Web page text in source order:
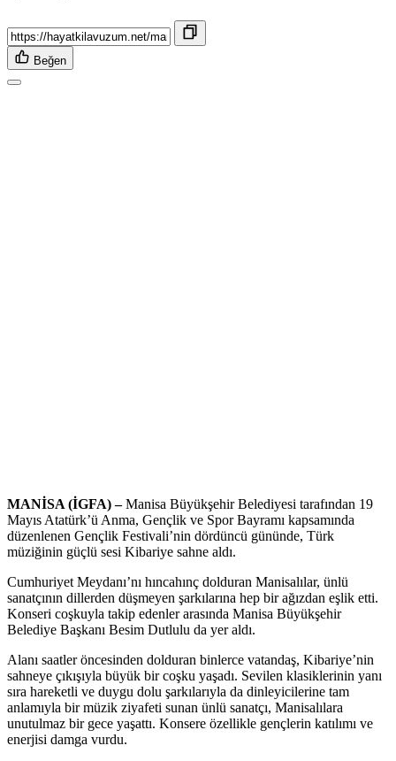
Beğen
MANİSA (İGFA) –Manisa Büyükşehir Belediyesi tarafından 19
Mayıs Atatürk’ü Anma, Gençlik ve Spor Bayramı kapsamında
düzenlenen Gençlik Festivali’nin dördüncü gününde, Türk
müziğinin güçlü sesi Kibariye sahne aldı.
Cumhuriyet Meydanı’nı hıncahınç dolduran Manisalılar, ünlü
sanatçının dillerden düşmeyen şarkılarına hep bir ağızdan eşlik etti.
Konseri coşkuyla takip edenler arasında Manisa Büyükşehir
Belediye Başkanı Besim Dutlulu da yer aldı.
Alanı saatler öncesinden dolduran binlerce vatandaş, Kibariye’nin
sahneye çıkışıyla büyük bir coşku yaşadı. Sevilen klasiklerinin yanı
sıra hareketli ve duygu dolu şarkılarıyla da dinleyicilerine tam
anlamıyla bir müzik ziyafeti sunan ünlü sanatçı, Manisalılara
unutulmaz bir gece yaşattı. Konsere özellikle gençlerin katılımı ve
enerjisi damga vurdu.